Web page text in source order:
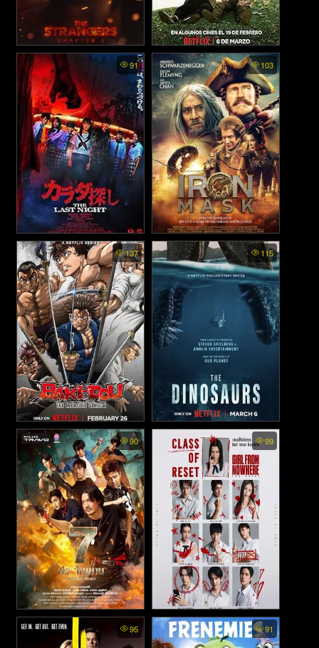
The Strangers Chapter 3 -
กระชากหน้าอำมหิต (2026)
Strangers in the Park - คน
แปลกหน้าในสวน (2026)
91
Karada Sagashi: The Last
Night - ตามล่าศพสยอง คืน
สุดท้าย (2025)
103
Journey to China The
Mystery of Iron Mask -
อภินิหารมังกรฟัดโลก (2019)
137
BAKI DOU The Invincible
Samurai พากย์ไทย - บากิ จอม
ระห่ำ: ซามูไรไร้เทียมทาน
(2026)
115
The Dinosaurs พากย์ไทย -
ไดโนเสาร์ กำเนิดและดับสูญ
(2026)
90
The Seven Legends พากย์
ไทย - 7 ประจัญบาน (2026)
99
Girl from Nowhere The Reset
พากย์ไทย - เด็กใหม่ (2026)
95 91